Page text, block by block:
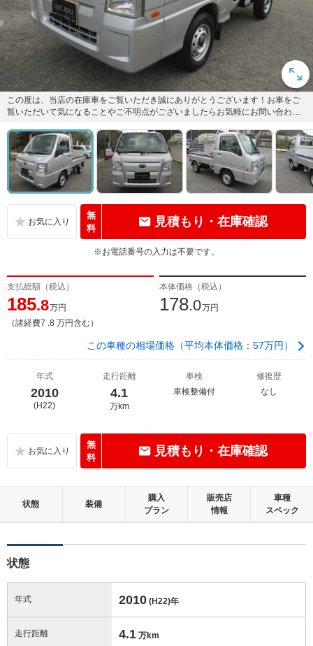
この度は、当店の在庫車をご覧いただき誠にありがとうございます！お車をご
覧いただいて気になることやご不明点がございましたらお気軽にお問い合わせ
無
料
見積もり・在庫確認
※お電話番号の入力は不要です。
支払総額（税込）
185.8万円
（諸経費7 .8 万円含む）
本体価格（税込）
178.0万円
この車種の相場価格（平均本体価格：57万円）
年式
2010
(H22)
走行距離
4.1
万km
車検
車検整備付
修復歴
なし
無
料
見積もり・在庫確認
状態 装備
購入
プラン
販売店
情報
車種
スペック
状態
年式 2010 (H22)年
走行距離 4.1 万km